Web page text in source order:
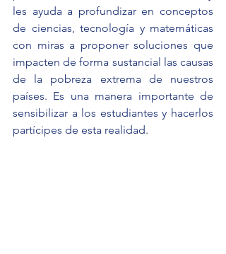
les ayuda a profundizar en conceptos
de ciencias, tecnología y matemáticas
con miras a proponer soluciones que
impacten de forma sustancial las causas
de la pobreza extrema de nuestros
países. Es una manera importante de
sensibilizar a los estudiantes y hacerlos
partícipes de esta realidad.